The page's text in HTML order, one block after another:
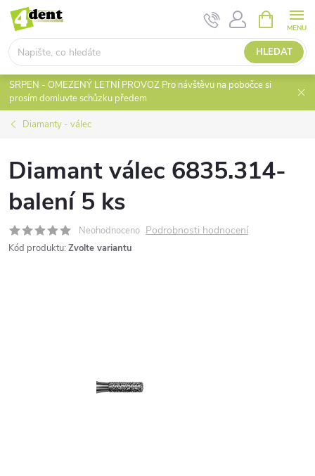
Přejít
obsah
HLEDAT
NÁKUPNÍ
KOŠÍK
SRPEN - OMEZENÝ LETNÍ PROVOZ Pro návštěvu na pobočce si
prosím domluvte schůzku předem
Diamanty - válec
Diamant válec 6835.314-
balení 5 ks
Neohodnoceno Podrobnosti hodnocení
Kód produktu: Zvolte variantu